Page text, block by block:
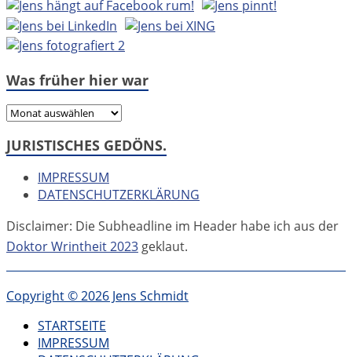
Was früher hier war
Was
hier
JURISTISCHES GEDÖNS.
IMPRESSUM
DATENSCHUTZERKLÄRUNG
Disclaimer: Die Subheadline im Header habe ich aus der
Doktor Wrintheit 2023 geklaut.
Copyright © 2026 Jens Schmidt
STARTSEITE
IMPRESSUM